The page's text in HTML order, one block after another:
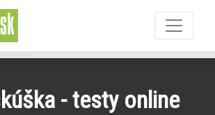
- testy online